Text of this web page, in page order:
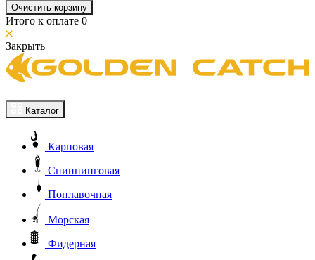
Очистить корзину
Итого к оплате 0
Закрыть
Каталог
Карповая
Спиннинговая
Поплавочная
Морская
Фидерная